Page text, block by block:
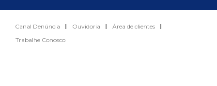
Canal Denúncia Ouvidoria
Área de clientes
Trabalhe Conosco